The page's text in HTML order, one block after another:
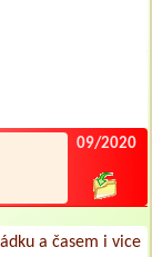
09/2020
a časem i vice